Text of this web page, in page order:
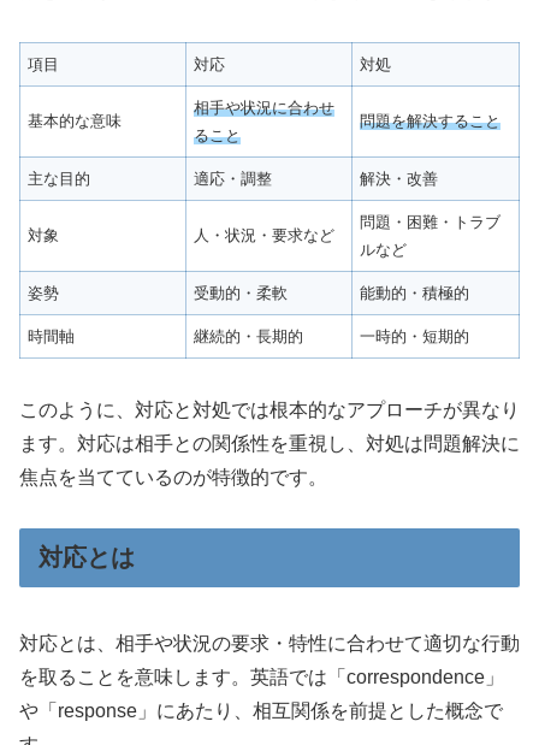
項目 対応 対処
基本的な意味
相手や状況に合わせ
ること
問題を解決すること
主な目的 適応・調整 解決・改善
対象 人・状況・要求など
問題・困難・トラブ
ルなど
姿勢 受動的・柔軟 能動的・積極的
時間軸 継続的・長期的 一時的・短期的
このように、対応と対処では根本的なアプローチが異なり
ます。対応は相手との関係性を重視し、対処は問題解決に
焦点を当てているのが特徴的です。
対応とは
対応とは、相手や状況の要求・特性に合わせて適切な行動
を取ることを意味します。英語では「correspondence」
や「response」にあたり、相互関係を前提とした概念で